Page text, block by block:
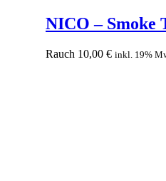
NICO – Smoke
Rauch 10,00 € inkl. 19%